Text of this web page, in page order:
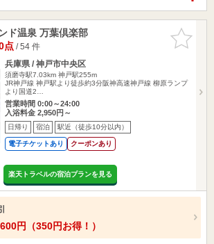
お気に入
りに追加
ド温泉 万葉倶楽部
点/ 54 件
兵庫県 / 神戸市中央区
須磨寺駅7.03km 神戸駅255m
JR神戸線 神戸駅より徒歩約3分阪神高速神戸線 柳原ランプ
より国道2…
営業時間 0:00～24:00
入浴料金 2,950円～
日帰り 宿泊 駅近（徒歩10分以内）
電子チケットあり クーポンあり
楽天トラベルの宿泊プランを見る
円（350円お得！）